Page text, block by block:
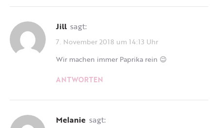
Jill sagt:
7. November 2018 um 14:13 Uhr
Wir machen immer Paprika rein 😉
ANTWORTEN
Melanie sagt: